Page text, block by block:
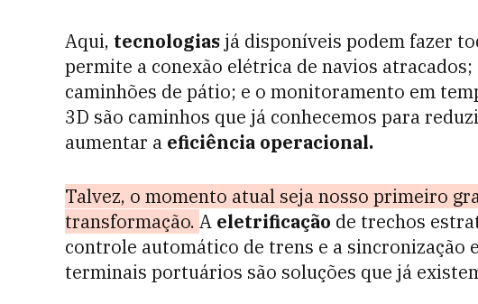
Aqui, tecnologiasjá disponíveis podem fazer
permite a conexão elétrica de navios
caminhões de pátio; e o monitoramento em
3D são caminhos que já conhecemos para
aumentar a eficiência operacional.
Talvez, o momento atual seja nosso primeiro
transformação. A eletrificação de trechos
controle automático de trens e a
terminais portuários são soluções que já